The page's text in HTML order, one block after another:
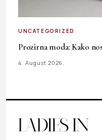
UNCATEGORIZED
Prozirna moda: Kako
4. August 2026.